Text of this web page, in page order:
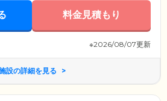
料金見積もり
※2026/08/07更新
設の詳細を見る